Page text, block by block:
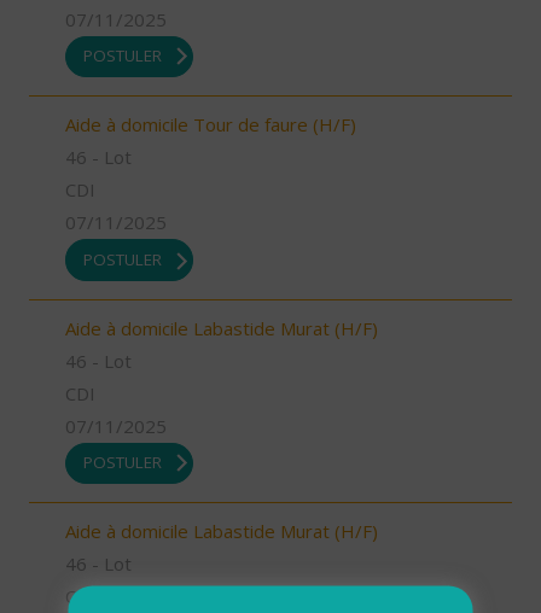
07/11/2025
POSTULER
Aide à domicile Tour de faure (H/F)
46 - Lot
CDI
07/11/2025
POSTULER
Aide à domicile Labastide Murat (H/F)
46 - Lot
CDI
07/11/2025
POSTULER
Aide à domicile Labastide Murat (H/F)
46 - Lot
CDI